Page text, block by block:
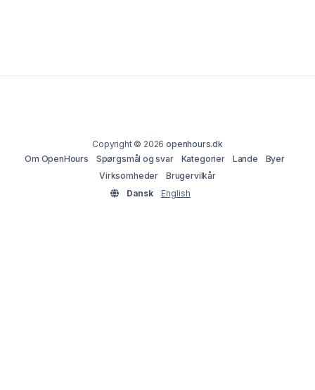
Copyright © 2026openhours.dk
Om OpenHours
Spørgsmål og svar Kategorier Lande
Byer
Virksomheder
Brugervilkår
Dansk
English